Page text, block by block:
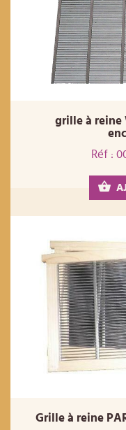
grille à reine
Réf :
Grille à reine